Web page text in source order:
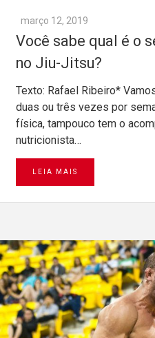
março 12, 2019
Você sabe qual é o
no Jiu-Jitsu?
Texto: Rafael Ribeiro*
duas ou três vezes por
física, tampouco tem o
nutricionista…
LEIA MAIS